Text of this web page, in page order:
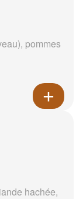
pommes
hachée,